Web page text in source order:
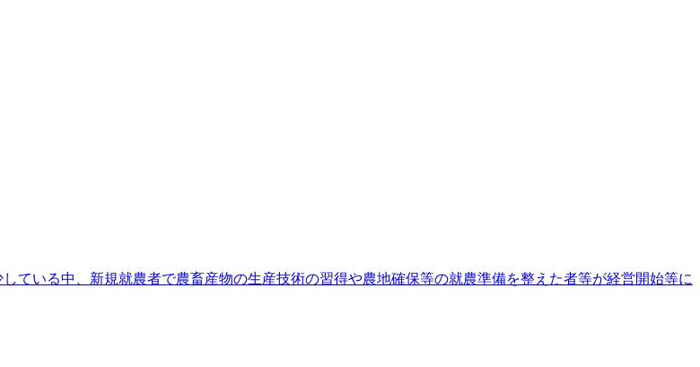
ている中、新規就農者で農畜産物の生産技術の習得や農地確保等の就農準備を整えた者等が経営開始等に